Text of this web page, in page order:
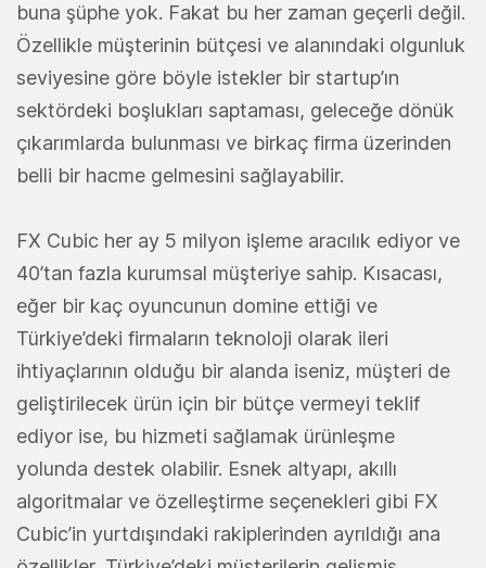
buna şüphe yok. Fakat bu her zaman geçerli değil.
Özellikle müşterinin bütçesi ve alanındaki olgunluk
seviyesine göre böyle istekler bir startup’ın
sektördeki boşlukları saptaması, geleceğe dönük
çıkarımlarda bulunması ve birkaç firma üzerinden
belli bir hacme gelmesini sağlayabilir.
FX Cubic her ay 5 milyon işleme aracılık ediyor ve
40’tan fazla kurumsal müşteriye sahip. Kısacası,
eğer bir kaç oyuncunun domine ettiği ve
Türkiye’deki firmaların teknoloji olarak ileri
ihtiyaçlarının olduğu bir alanda iseniz, müşteri de
geliştirilecek ürün için bir bütçe vermeyi teklif
ediyor ise, bu hizmeti sağlamak ürünleşme
yolunda destek olabilir. Esnek altyapı, akıllı
algoritmalar ve özelleştirme seçenekleri gibi FX
Cubic’in yurtdışındaki rakiplerinden ayrıldığı ana